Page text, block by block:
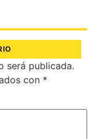
será publicada.
con *